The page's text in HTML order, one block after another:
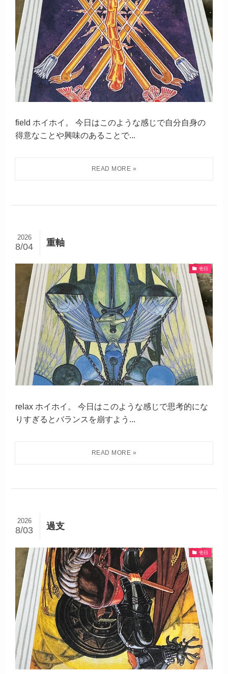
field ホイホイ。 今日はこのような感じで自分自身の
得意なことや興味のあることで...
重軸
2026
8/04
壱日
relax ホイホイ。 今日はこのような感じで思考的にな
りすぎるとバランスを崩すよう...
過支
2026
8/03
壱日